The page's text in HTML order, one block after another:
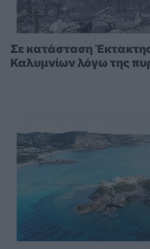
Σε κατάσταση
Καλυμνίων λόγω της